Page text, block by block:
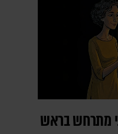
מתרחש בראש